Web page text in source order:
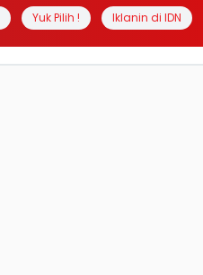
Yuk Pilih ! Iklanin di IDN